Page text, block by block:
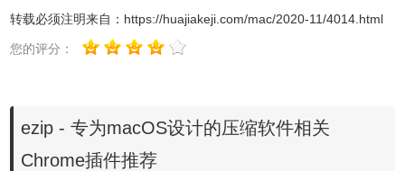
转载必须注明来自： https://huajiakeji.com/mac/2020-11/4014.html
您的评分：
ezip - 专为macOS设计的压缩软件相关
Chrome插件推荐